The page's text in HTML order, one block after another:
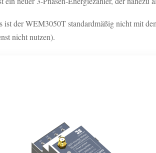
ist der WEM3050T standardmäßig nicht mit
nicht nutzen).